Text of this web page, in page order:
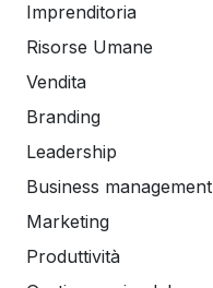
Imprenditoria
Risorse Umane
Vendita
Branding
Leadership
Business management
Marketing
Produttività